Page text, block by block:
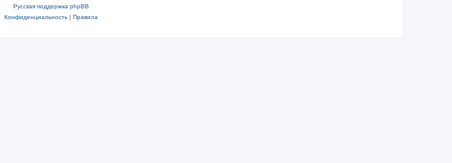
Русская поддержка phpBB
Конфиденциальность| Правила